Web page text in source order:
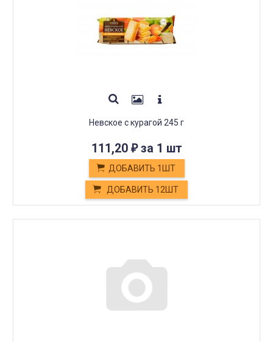
Невское с курагой 245 г
111,20 ₽за 1 шт
ДОБАВИТЬ 1ШТ
ДОБАВИТЬ 12ШТ